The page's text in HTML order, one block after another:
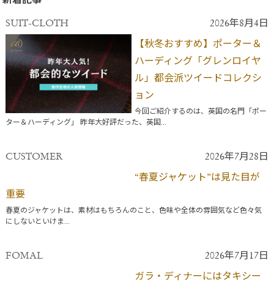
SUIT-CLOTH 2026年8月4日
【秋冬おすすめ】ポーター＆
ハーディング「グレンロイヤ
ル」都会派ツイードコレクシ
ョン
今回ご紹介するのは、英国の名門「ポー
ター＆ハーディング」 昨年大好評だった、英国...
CUSTOMER 2026年7月28日
“春夏ジャケット”は見た目が
重要
春夏のジャケットは、素材はもちろんのこと、色味や全体の雰囲気など色々気
にしないといけま...
FOMAL 2026年7月17日
ガラ・ディナーにはタキシー